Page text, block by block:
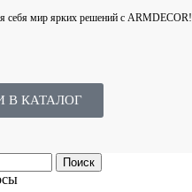
себя мир ярких решений с ARMDECOR!
В КАТАЛОГ
Поиск